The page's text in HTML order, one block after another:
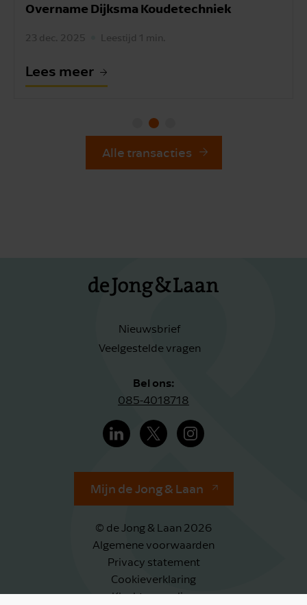
Overname Dijksma Koudetechniek
23 dec. 2025 Leestijd 1 min.
Lees meer
Alle transacties
Nieuwsbrief
Veelgestelde vragen
Bel ons:
085-4018718
Mijn de Jong & Laan
© de Jong & Laan 2026
Algemene voorwaarden
Privacy statement
Cookieverklaring
Klachtenregeling